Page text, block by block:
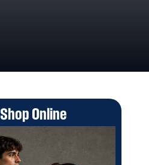
Shop Online